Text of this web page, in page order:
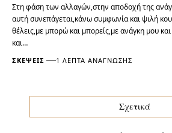
Στη φάση των αλλαγών,στην αποδοχή της
αυτή συνεπάγεται,κάνω συμφωνία και ψιλή
θέλεις,με μπορώ και μπορείς,με ανάγκη μου
και…
ΣΚΈΨΕΙΣ 1 ΛΕΠΤΆ ΑΝΆΓΝΩΣΗΣ
Σχετικά